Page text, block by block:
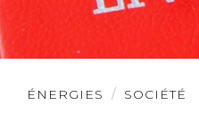
ÉNERGIES SOCIÉTÉ
Lire